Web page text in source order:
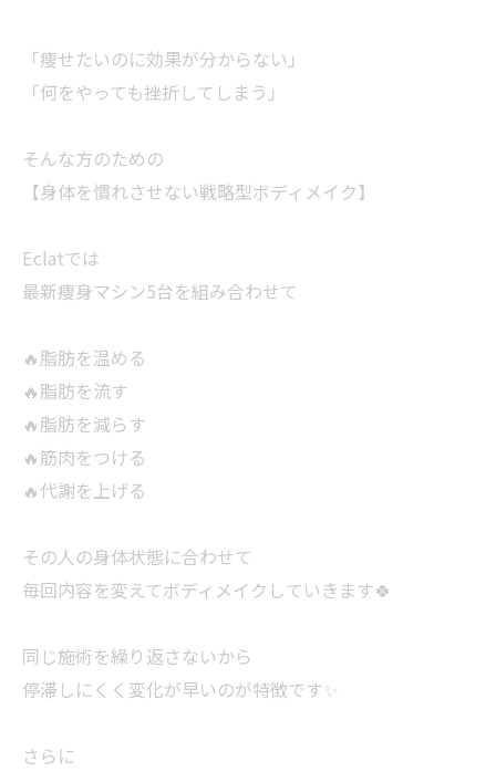
「痩せたいのに効果が分からない」
「何をやっても挫折してしまう」
そんな方のための
【身体を慣れさせない戦略型ボディメイク】
Eclatでは
最新痩身マシン5台を組み合わせて
🔥脂肪を温める
🔥脂肪を流す
🔥脂肪を減らす
🔥筋肉をつける
🔥代謝を上げる
その人の身体状態に合わせて
毎回内容を変えてボディメイクしていきます🍀
同じ施術を繰り返さないから
停滞しにくく変化が早いのが特徴です✨️
さらに